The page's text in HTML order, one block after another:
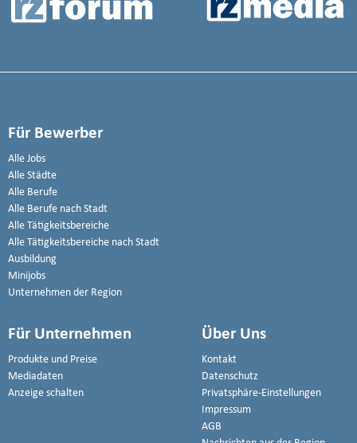
Für Bewerber
Alle Jobs
Alle Städte
Alle Berufe
Alle Berufe nach Stadt
Alle Tätigkeitsbereiche
Alle Tätigkeitsbereiche nach Stadt
Ausbildung
Minijobs
Unternehmen der Region
Für Unternehmen
Produkte und Preise
Mediadaten
Anzeige schalten
Über Uns
Kontakt
Datenschutz
Privatsphäre-Einstellungen
Impressum
AGB